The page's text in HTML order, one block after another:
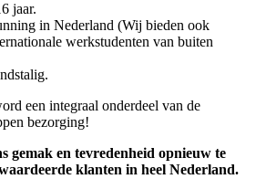
jaar.
in Nederland (Wij bieden ook
werkstudenten van buiten
een integraal onderdeel van de
bezorging!
gemak en tevredenheid opnieuw te
klanten in heel Nederland.